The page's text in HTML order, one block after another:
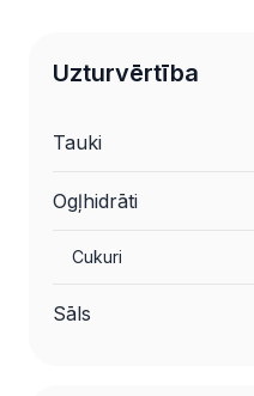
Uzturvērtība
Tauki
Ogļhidrāti
Cukuri
Sāls